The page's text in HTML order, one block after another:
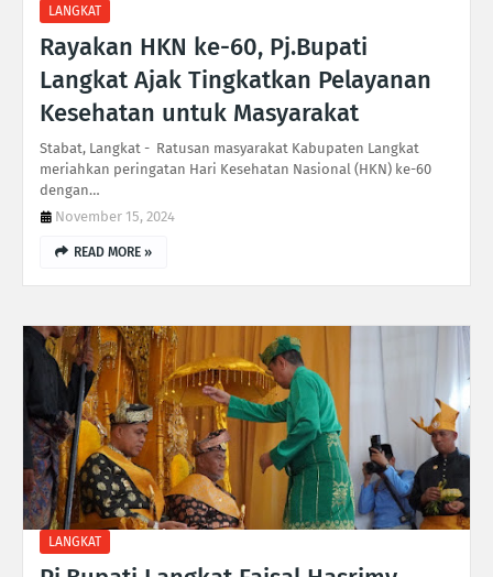
LANGKAT
Rayakan HKN ke-60, Pj.Bupati
Langkat Ajak Tingkatkan Pelayanan
Kesehatan untuk Masyarakat
Stabat, Langkat - Ratusan masyarakat Kabupaten Langkat
meriahkan peringatan Hari Kesehatan Nasional (HKN) ke-60
dengan…
November 15, 2024
READ MORE »
LANGKAT